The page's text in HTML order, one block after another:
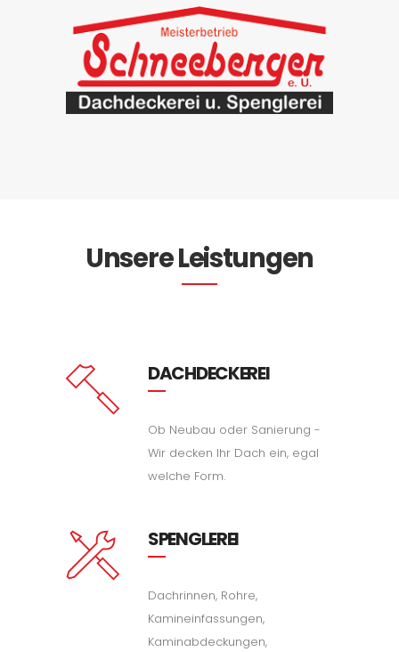
Unsere Leistungen
DACHDECKEREI
Ob Neubau oder Sanierung -
Wir decken Ihr Dach ein, egal
welche Form.
SPENGLEREI
Dachrinnen, Rohre,
Kamineinfassungen,
Kaminabdeckungen,